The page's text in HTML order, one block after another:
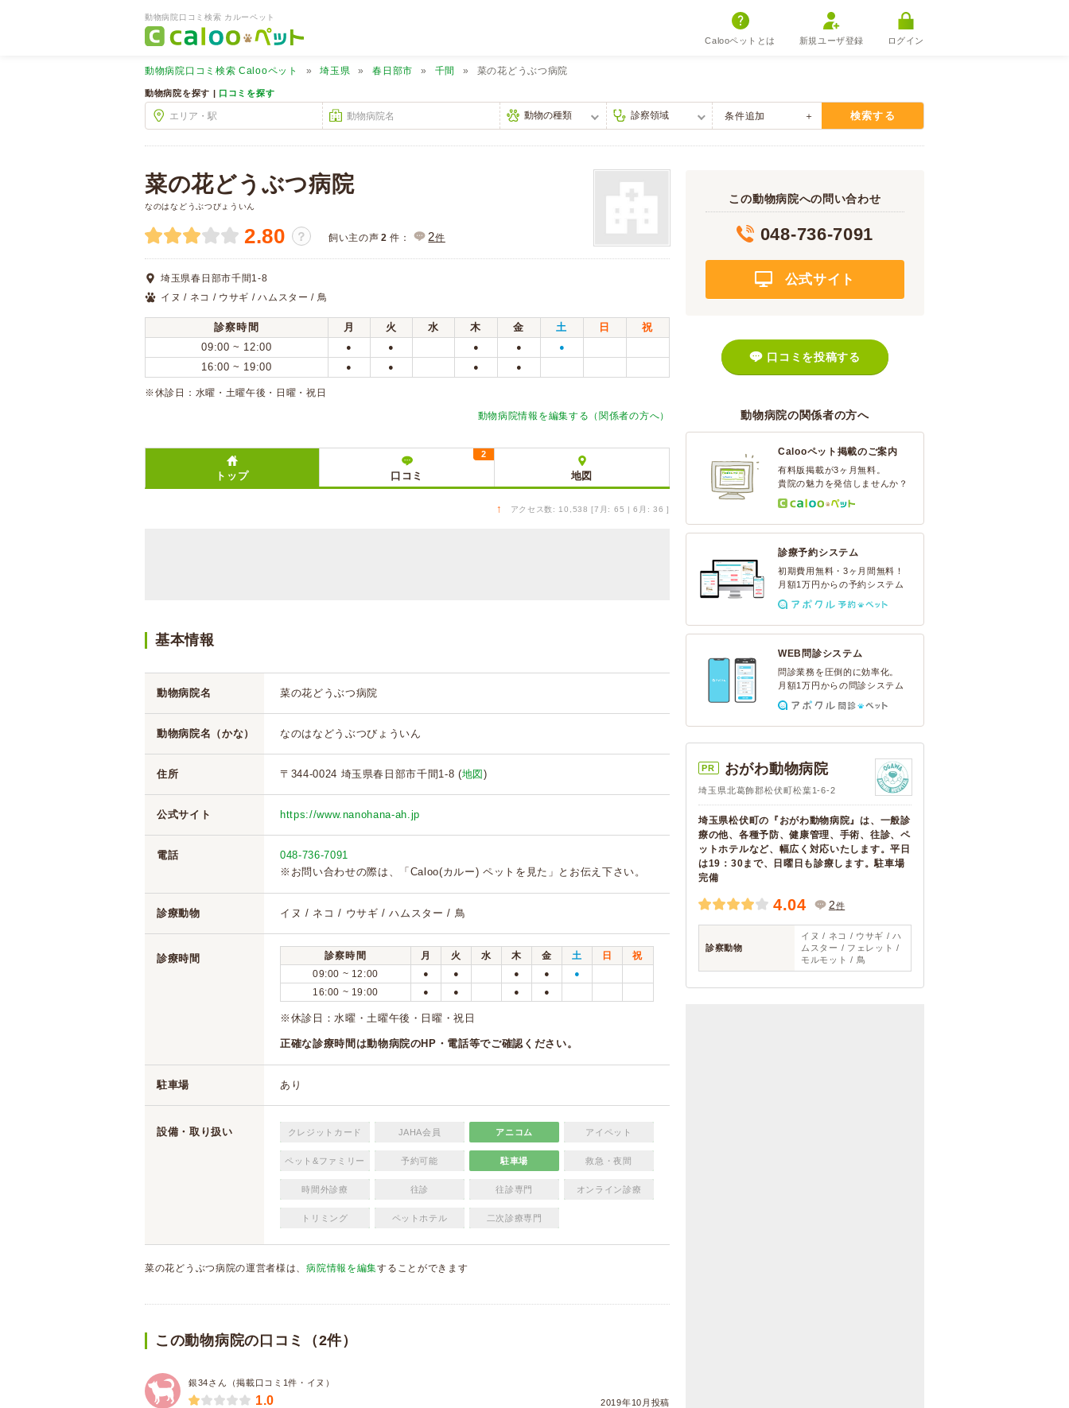
動物病院口コミ検索 カルーペット
Calooペットとは 新規ユーザ登録 ログイン
動物病院口コミ検索 Calooペット 埼玉県 春日部市 千間 菜の花どうぶつ病院
動物病院を探す | 口コミを探す
条件追加 検索する
菜の花どうぶつ病院
なのはなどうぶつびょういん
2.80 ？ 飼い主の声 2 件： 2件
埼玉県春日部市千間1-8
イヌ / ネコ / ウサギ / ハムスター / 鳥
診察時間 月 火 水 木 金 土 日
祝
09:00 ~ 12:00
● ● ● ● ●
16:00 ~ 19:00 ● ● ● ●
※休診日：水曜・土曜午後・日曜・祝日
動物病院情報を編集する（関係者の方へ）
トップ 口コミ
2
地図
↑ アクセス数: 10,538 [7月: 65 | 6月: 36 ]
基本情報
動物病院名 菜の花どうぶつ病院
動物病院名（かな） なのはなどうぶつびょういん
住所 〒344-0024 埼玉県春日部市千間1-8 (地図 )
公式サイト https://www.nanohana-ah.jp
電話
048-736-7091
※お問い合わせの際は、「Caloo(カルー) ペットを見た」とお伝え下さい。
診療動物 イヌ / ネコ / ウサギ / ハムスター / 鳥
診療時間 診察時間 月 火 水 木 金 土 日
祝
09:00 ~ 12:00
● ● ● ● ●
16:00 ~ 19:00 ● ● ● ●
※休診日：水曜・土曜午後・日曜・祝日
正確な診療時間は動物病院のHP・電話等でご確認ください。
駐車場 あり
設備・取り扱い クレジットカード JAHA会員 アニコム アイペット
ペット&ファミリー 予約可能 駐車場 救急・夜間
時間外診療 往診 往診専門 オンライン診療
トリミング ペットホテル 二次診療専門
菜の花どうぶつ病院の運営者様は、病院情報を編集することができます
この動物病院の口コミ（2件）
銀34さん（掲載口コミ1件・イヌ）
2019年10月投稿
1.0
この動物病院への問い合わせ
048-736-7091
公式サイト
口コミを投稿する
動物病院の関係者の方へ
Calooペット掲載のご案内
有料版掲載が3ヶ月無料。
貴院の魅力を発信しませんか？
診療予約システム
初期費用無料・3ヶ月間無料！
月額1万円からの予約システム
WEB問診システム
問診業務を圧倒的に効率化。
月額1万円からの問診システム
PR おがわ動物病院
埼玉県北葛飾郡松伏町松葉1-6-2
埼玉県松伏町の『おがわ動物病院』は、一般診
療の他、各種予防、健康管理、手術、往診、ペ
ットホテルなど、幅広く対応いたします。平日
は19：30まで、日曜日も診療します。駐車場
完備
4.04 2件
診察動物
イヌ / ネコ / ウサギ / ハ
ムスター / フェレット /
モルモット / 鳥